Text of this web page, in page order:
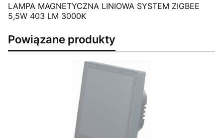
LAMPA MAGNETYCZNA LINIOWA SYSTEM ZIGBEE
5,5W 403 LM 3000K
Powiązane produkty